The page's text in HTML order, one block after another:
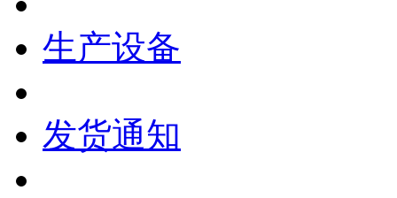
生产设备
发货通知